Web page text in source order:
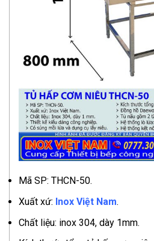
Mã SP: THCN-50.
Xuất xứ: Inox Việt Nam.
Chất liệu: inox 304, dày 1mm.